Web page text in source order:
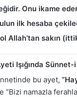
Onu ikame
ilk hesaba
Allah’tan sakın
Işığında
bu ayet,
“Bizi namazla